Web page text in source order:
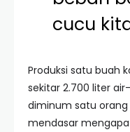
cucu
Produksi satu buah
sekitar 2.700 liter
diminum satu orang
mendasar